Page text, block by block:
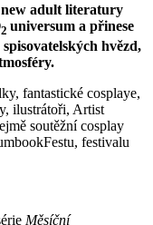
adult literatury
2 universum a přinese
hvězd,
fantastické cosplaye,
ilustrátoři, Artist
soutěžní cosplay
festivalu
Měsíční